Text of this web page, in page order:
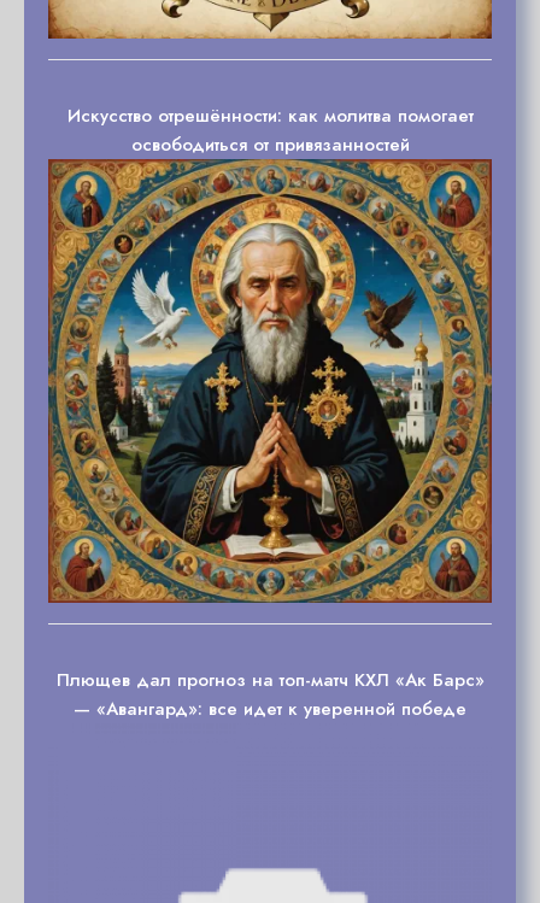
Искусство отрешённости: как молитва помогает
освободиться от привязанностей
Плющев дал прогноз на топ-матч КХЛ «Ак Барс»
— «Авангард»: все идет к уверенной победе